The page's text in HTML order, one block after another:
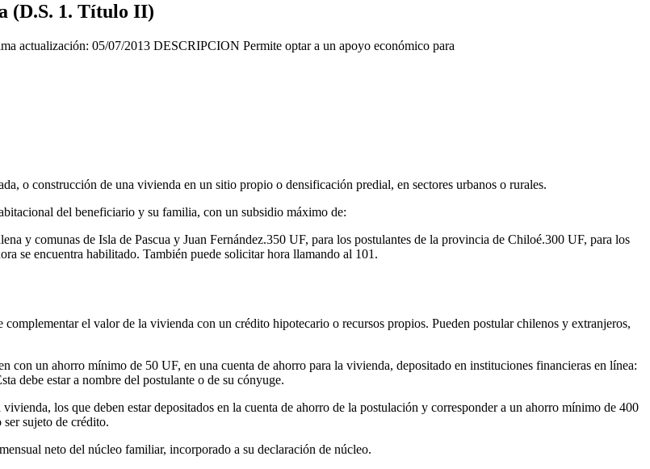
(D.S. 1. Título II)
05/07/2013 DESCRIPCION Permite optar a un apoyo económico para
o construcción de una vivienda en un sitio propio o densificación predial, en sectores urbanos o rurales.
del beneficiario y su familia, con un subsidio máximo de:
y comunas de Isla de Pascua y Juan Fernández.350 UF, para los postulantes de la provincia de Chiloé.300 UF, para los
se encuentra habilitado. También puede solicitar hora llamando al 101.
el valor de la vivienda con un crédito hipotecario o recursos propios. Pueden postular chilenos y extranjeros,
un ahorro mínimo de 50 UF, en una cuenta de ahorro para la vivienda, depositado en instituciones financieras en línea:
debe estar a nombre del postulante o de su cónyuge.
los que deben estar depositados en la cuenta de ahorro de la postulación y corresponder a un ahorro mínimo de 400
sujeto de crédito.
neto del núcleo familiar, incorporado a su declaración de núcleo.